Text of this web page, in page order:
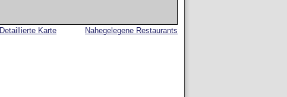
Nahegelegene Restaurants
Detaillierte Karte